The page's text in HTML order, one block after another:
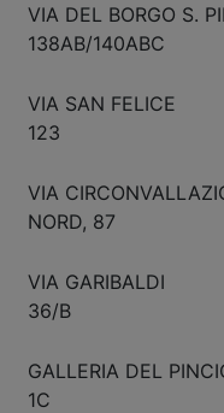
VIA DEL BORGO S.
138AB/140ABC
VIA SAN FELICE
123
VIA
NORD, 87
VIA GARIBALDI
36/B
GALLERIA DEL
1C